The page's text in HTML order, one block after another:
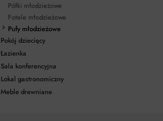
Półki młodzieżowe
Fotele młodzieżowe
Pufy młodzieżowe
Pokój dziecięcy
Łazienka
Sala konferencyjna
Lokal gastronomiczny
Meble drewniane